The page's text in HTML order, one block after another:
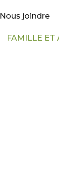
Nous joindre
FAMILLE ET